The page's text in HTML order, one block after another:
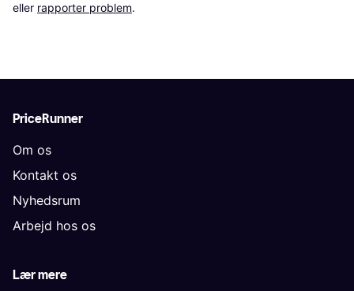
eller rapporter problem.
PriceRunner
Om os
Kontakt os
Nyhedsrum
Arbejd hos os
Lær mere